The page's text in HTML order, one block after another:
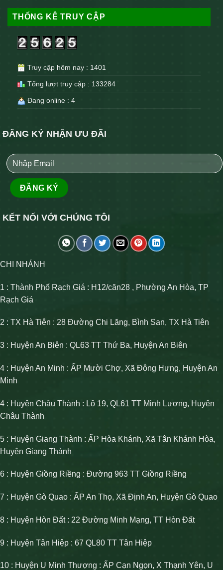
THỐNG KÊ TRUY CẬP
Truy cập hôm nay : 1401
Tổng lượt truy cập : 133284
Đang online : 4
ĐĂNG KÝ NHẬN ƯU ĐÃI
KẾT NỐI VỚI CHÚNG TÔI
CHI NHÁNH
1 : Thành Phố Rạch Giá : H12/căn28 , Phường An Hòa, TP
Rạch Giá
2 : TX Hà Tiên : 28 Đường Chi Lăng, Bình San, TX Hà Tiên
3 : Huyện An Biên : QL63 TT Thứ Ba, Huyện An Biên
4 : Huyện An Minh : ẤP Mười Chợ, Xã Đông Hưng, Huyện An
Minh
4 : Huyện Châu Thành : Lộ 19, QL61 TT Minh Lương, Huyện
Châu Thành
5 : Huyện Giang Thành : ẤP Hòa Khánh, Xã Tân Khánh Hòa,
Huyện Giang Thành
6 : Huyện Giồng Riềng : Đường 963 TT Giồng Riềng
7 : Huyện Gò Quao : ẤP An Thọ, Xã Định An, Huyện Gò Quao
8 : Huyện Hòn Đất : 22 Đường Minh Mạng, TT Hòn Đất
9 : Huyện Tân Hiệp : 67 QL80 TT Tân Hiệp
10 : Huyện U Minh Thượng : ẤP Cạn Ngọn, X Thạnh Yên, U